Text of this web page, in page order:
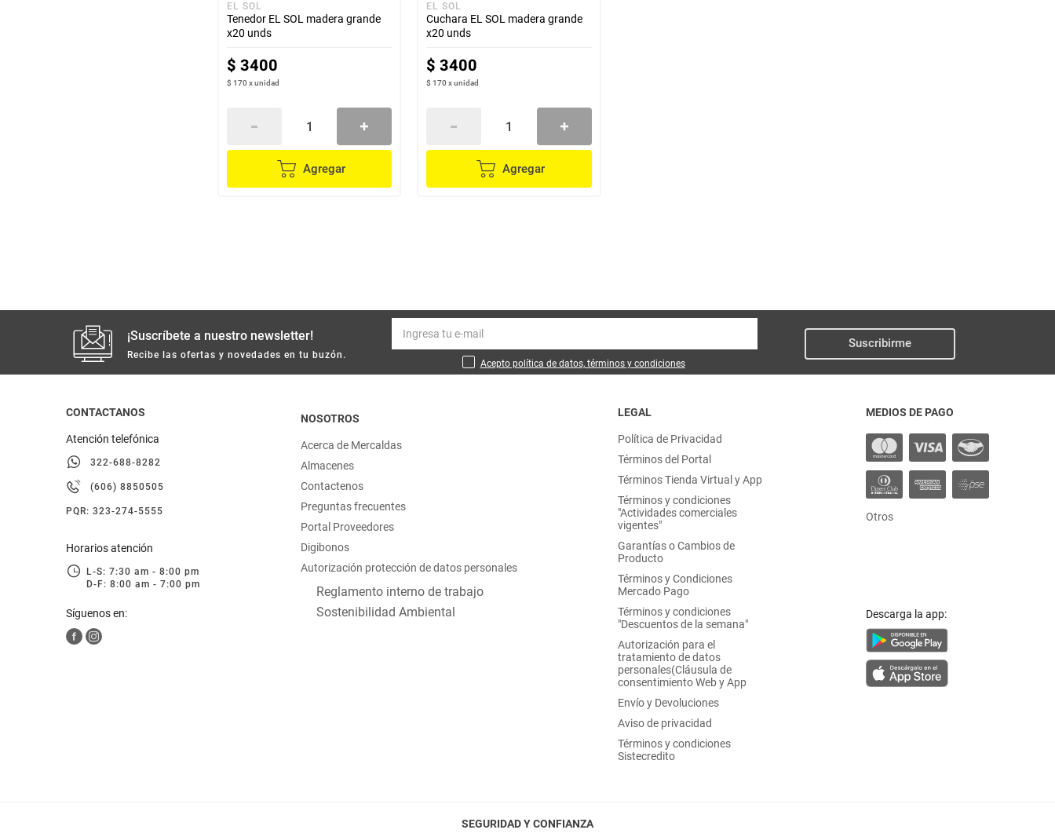
EL SOL
Tenedor EL SOL madera grande
x20 unds
$ 3400
$ 170xunidad
Agregar
EL SOL
Cuchara EL SOL madera grande
x20 unds
$ 3400
$ 170xunidad
Agregar
¡Suscríbete a nuestro newsletter!
Recibe las ofertas y novedades en tu buzón.
Acepto política de datos, términos y condiciones
Suscribirme
CONTACTANOS
Atención telefónica
322-688-8282
(606) 8850505
PQR: 323-274-5555
Horarios atención
L-S: 7:30 am - 8:00 pm
D-F: 8:00 am - 7:00 pm
Síguenos en:
NOSOTROS
Acerca de Mercaldas
Almacenes
Contactenos
Preguntas frecuentes
Portal Proveedores
Digibonos
Autorización protección de datos personales
Reglamento interno de trabajo
Sostenibilidad Ambiental
LEGAL
Política de Privacidad
Términos del Portal
Términos Tienda Virtual y App
Términos y condiciones
"Actividades comerciales
vigentes"
Garantías o Cambios de
Producto
Términos y Condiciones
Mercado Pago
Términos y condiciones
"Descuentos de la semana"
Autorización para el
tratamiento de datos
personales(Cláusula de
consentimiento Web y App
Envío y Devoluciones
Aviso de privacidad
Términos y condiciones
Sistecredito
MEDIOS DE PAGO
Otros
Descarga la app:
SEGURIDAD Y CONFIANZA